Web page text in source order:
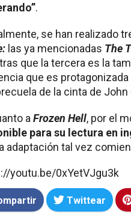
.
se han realizado
las ya mencionadas The
que la tercera es la
que es
de la cinta de John
a Frozen Hell, por el
para su lectura en
adaptación tal vez
youtu.be/0xYetVJgu3k
Twittear